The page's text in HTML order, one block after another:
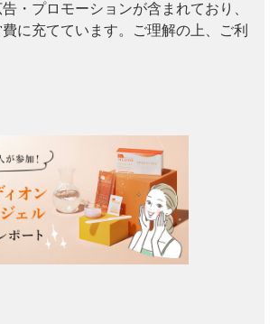
・プロモーションが含まれており、
に充てています。ご理解の上、ご利